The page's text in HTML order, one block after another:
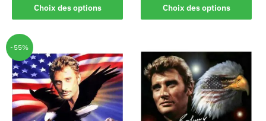
Choix des options Choix des options
-55%